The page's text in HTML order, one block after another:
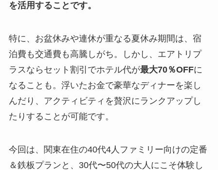
を活用することです。
特に、お盆休みや連休が重なる夏休み期間は、宿
泊費も交通費も高騰しがち。しかし、エアトリプ
ラスならセット割引でホテル代が最大70％OFFに
なることも。浮いたお金で豪華なディナーを楽し
んだり、アクティビティを贅沢にランクアップし
たりすることが可能です。
今回は、関東在住の40代4人ファミリー向けの定番
＆鉄板プランと、30代〜50代の大人にこそ体験し